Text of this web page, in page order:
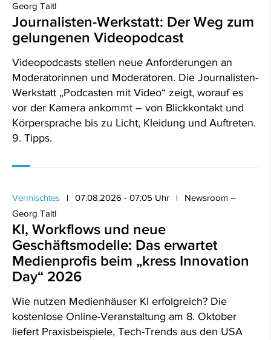
Georg Taitl
Journalisten-Werkstatt: Der Weg zum
gelungenen Videopodcast
Videopodcasts stellen neue Anforderungen an
Moderatorinnen und Moderatoren. Die Journalisten-
Werkstatt „Podcasten mit Video“ zeigt, worauf es
vor der Kamera ankommt – von Blickkontakt und
Körpersprache bis zu Licht, Kleidung und Auftreten.
9. Tipps.
Vermischtes 07.08.2026 - 07:05 Uhr
Newsroom –
Georg Taitl
KI, Workflows und neue
Geschäftsmodelle: Das erwartet
Medienprofis beim „kress Innovation
Day“ 2026
Wie nutzen Medienhäuser KI erfolgreich? Die
kostenlose Online-Veranstaltung am 8. Oktober
liefert Praxisbeispiele, Tech-Trends aus den USA